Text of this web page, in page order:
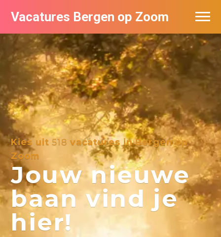
Vacatures Bergen op Zoom
Kies uit518 vacatures in Bergen op
Zoom
Jouw nieuwe
baan vind je
hier!
Vacatures per bedrijf
De populairste vacatures in Bergen op
Zoom